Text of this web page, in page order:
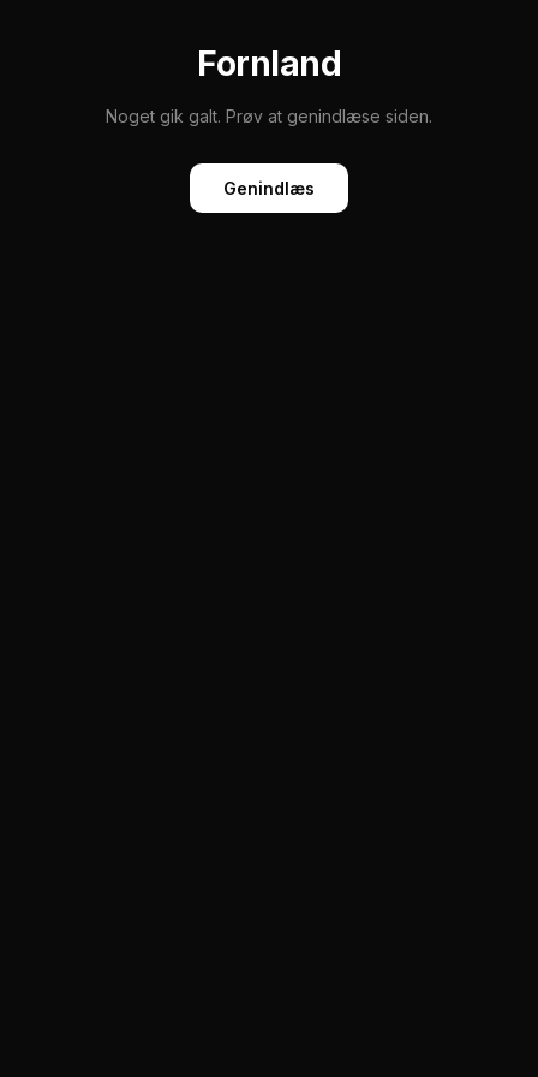
Fornland
Noget gik galt. Prøv at genindlæse siden.
Genindlæs